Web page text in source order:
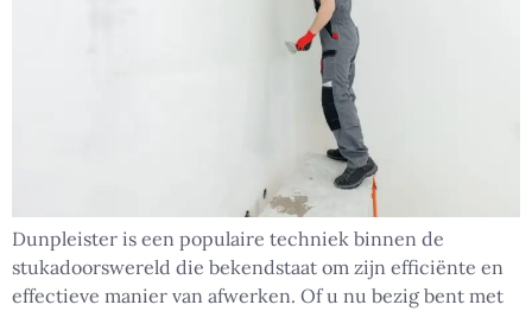
Dunpleister is een populaire techniek binnen de
stukadoorswereld die bekendstaat om zijn efficiënte en
effectieve manier van afwerken. Of u nu bezig bent met